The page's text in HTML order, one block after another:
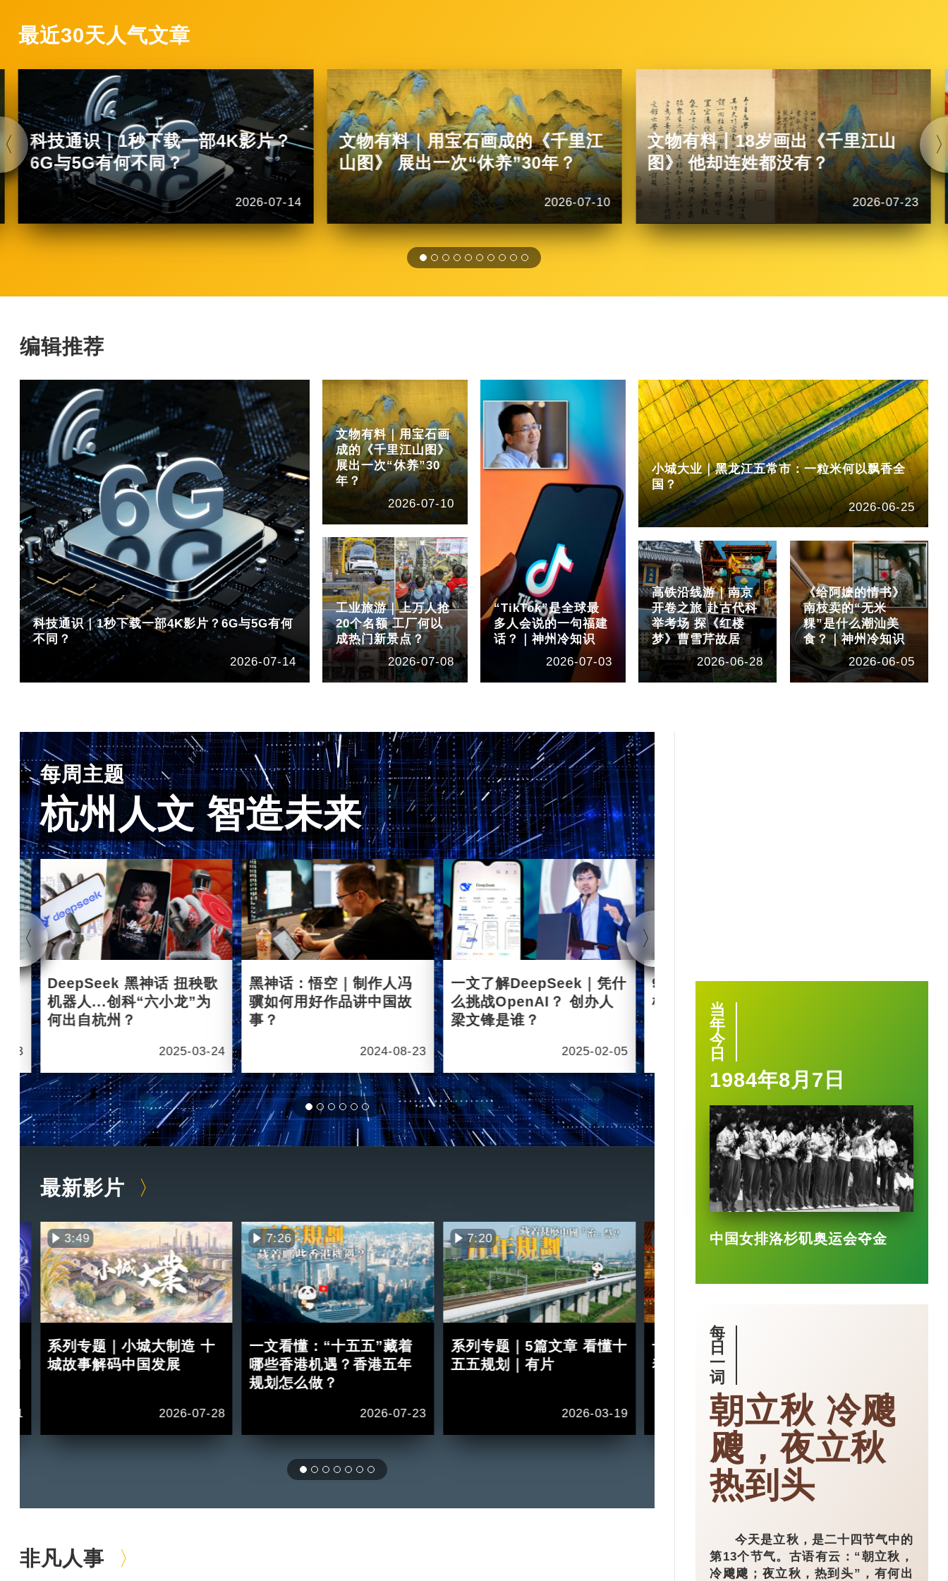
最近30天人气文章
科技通识｜1秒下载一部4K影片？
6G与5G有何不同？
2026-07-14
文物有料｜用宝石画成的《千里江
山图》 展出一次“休养”30年？
2026-07-10
文物有料丨18岁画出《千里江山
图》 他却连姓都没有？
2026-07-23
编辑推荐
科技通识｜1秒下载一部4K影片？6G与5G有何
不同？
2026-07-14
文物有料｜用宝石画
成的《千里江山图》
展出一次“休养”30
年？
2026-07-10
工业旅游｜上万人抢
20个名额 工厂何以
成热门新景点？
2026-07-08
“TikTok”是全球最
多人会说的一句福建
话？｜神州冷知识
2026-07-03
小城大业｜黑龙江五常市：一粒米何以飘香全
国？
2026-06-25
高铁沿线游｜南京
开卷之旅 赴古代科
举考场 探《红楼
梦》曹雪芹故居
2026-06-28
《给阿嬷的情书》
南枝卖的“无米
粿”是什么潮汕美
食？｜神州冷知识
2026-06-05
每周主题
杭州人文 智造未来
03
DeepSeek 黑神话 扭秧歌
机器人...创科“六小龙”为
何出自杭州？
2025-03-24
黑神话：悟空｜制作人冯
骥如何用好作品讲中国故
事？
2024-08-23
一文了解DeepSeek｜凭什
么挑战OpenAI？ 创办人
梁文锋是谁？
2025-02-05
90后王兴兴 “英语学渣”是
机械人天才
智慧城市｜杭
最新影片
II
11
3:49
系列专题｜小城大制造 十
城故事解码中国发展
2026-07-28
7:26
一文看懂：“十五五”藏着
哪些香港机遇？香港五年
规划怎么做？
2026-07-23
7:20
系列专题｜5篇文章 看懂十
五五规划｜有片
2026-03-19
十五五规划｜五年规划 藏
着什么中国“治”慧？
2026-03-18
3:49
非凡人事
当
年
今
日
1984年8月7日
中国女排洛杉矶奥运会夺金
每
日
一
词
朝立秋 冷飕
飕，夜立秋
热到头
今天是立秋，是二十四节气中的
第13个节气。古语有云：“朝立秋，
冷飕飕；夜立秋，热到头”，有何出